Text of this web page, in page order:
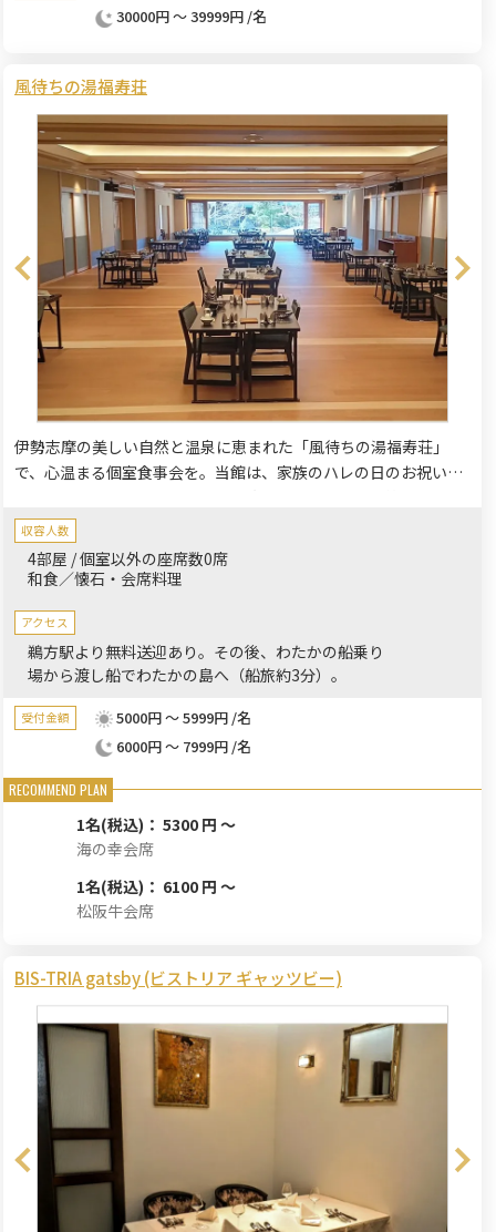
30000円 ～ 39999円 /名
風待ちの湯福寿荘
伊勢志摩の美しい自然と温泉に恵まれた「風待ちの湯福寿荘」
で、心温まる個室食事会を。当館は、家族のハレの日のお祝い、
特別なひとときを演出いたします。用途や人数に合わせてお選び
いただける、趣の異なる10の個室宴会場を完備。少人数のお集ま
りから大人数でのご宴会まで、お客様のご希望に沿った最適な空
収容人数
4部屋 / 個室以外の座席数0席
和食／懐石・会席料理
アクセス
鵜方駅より無料送迎あり。その後、わたかの船乗り
場から渡し船でわたかの島へ（船旅約3分）。
受付金額
5000円 ～ 5999円 /名
6000円 ～ 7999円 /名
1名(税込)： 5300 円 ～
海の幸会席
1名(税込)： 6100 円 ～
松阪牛会席
BIS-TRIA gatsby (ビストリア ギャッツビー)